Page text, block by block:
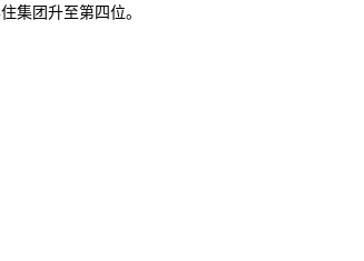
集团升至第四位。